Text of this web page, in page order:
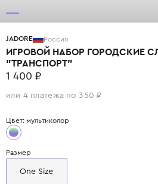
JADORE Россия
ИГРОВОЙ НАБОР ГОРОДСКИЕ
"ТРАНСПОРТ"
1 400 ₽
или 4 платежа по 350 ₽
Цвет: мультиколор
Размер
One Size